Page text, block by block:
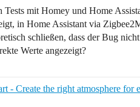
Tests mit Homey und Home
in Home Assistant via
schließen, dass der Bug
Werte angezeigt?
- Create the right atmosphere